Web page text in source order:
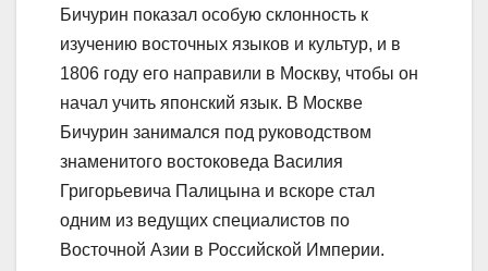
Бичурин показал особую склонность к
изучению восточных языков и культур, и в
1806 году его направили в Москву, чтобы он
начал учить японский язык. В Москве
Бичурин занимался под руководством
знаменитого востоковеда Василия
Григорьевича Палицына и вскоре стал
одним из ведущих специалистов по
Восточной Азии в Российской Империи.